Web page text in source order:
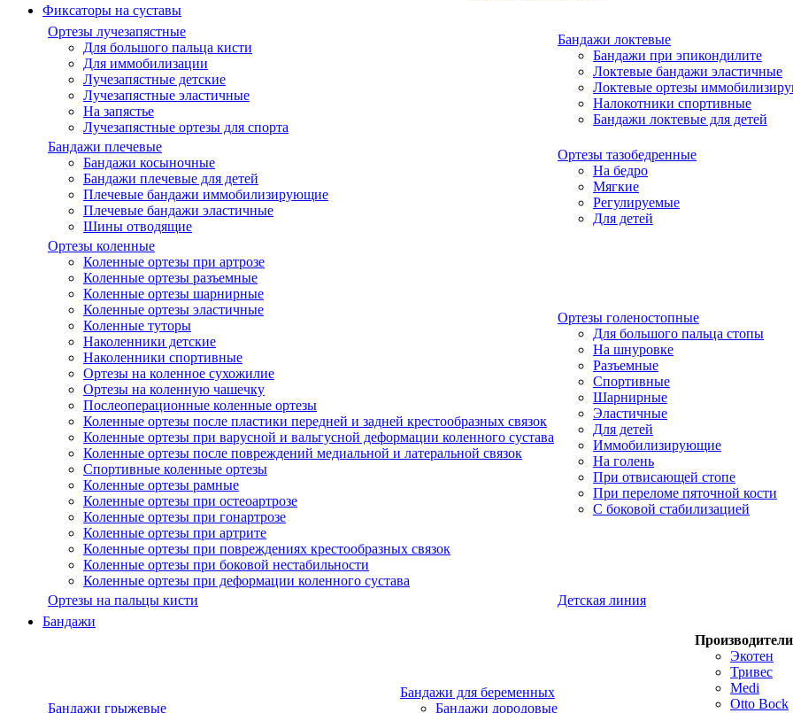
Фиксаторы на суставы
Ортезы лучезапястные
Для большого пальца кисти
Для иммобилизации
Лучезапястные детские
Лучезапястные эластичные
На запястье
Лучезапястные ортезы для спорта
Бандажи локтевые
Бандажи при эпикондилите
Локтевые бандажи эластичные
Локтевые ортезы
Налокотники спортивные
Бандажи локтевые для детей
Бандажи плечевые
Бандажи косыночные
Бандажи плечевые для детей
Плечевые бандажи иммобилизирующие
Плечевые бандажи эластичные
Шины отводящие
Ортезы тазобедренные
На бедро
Мягкие
Регулируемые
Для детей
Ортезы коленные
Коленные ортезы при артрозе
Коленные ортезы разъемные
Коленные ортезы шарнирные
Коленные ортезы эластичные
Коленные туторы
Наколенники детские
Наколенники спортивные
Ортезы на коленное сухожилие
Ортезы на коленную чашечку
Послеоперационные коленные ортезы
Коленные ортезы после пластики передней и задней крестообразных связок
Коленные ортезы при варусной и вальгусной деформации коленного сустава
Коленные ортезы после повреждений медиальной и латеральной связок
Спортивные коленные ортезы
Коленные ортезы рамные
Коленные ортезы при остеоартрозе
Коленные ортезы при гонартрозе
Коленные ортезы при артрите
Коленные ортезы при повреждениях крестообразных связок
Коленные ортезы при боковой нестабильности
Коленные ортезы при деформации коленного сустава
Ортезы голеностопные
Для большого пальца стопы
На шнуровке
Разъемные
Спортивные
Шарнирные
Эластичные
Для детей
Иммобилизирующие
На голень
При отвисающей стопе
При переломе пяточной кости
С боковой стабилизацией
Ортезы на пальцы кисти
Детская линия
Бандажи
Бандажи грыжевые
Бандажи для беременных
Бандажи дородовые
Производители
Экотен
Тривес
Medi
Otto Bock